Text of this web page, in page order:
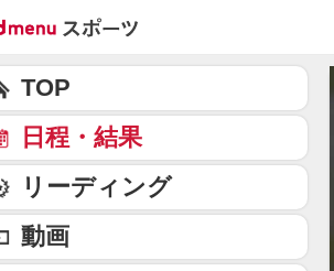
TOP
日程・結果
リーディング
動画